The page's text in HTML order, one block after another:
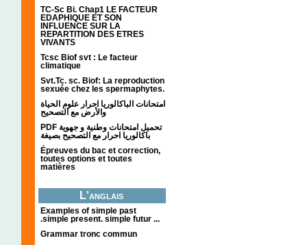
TC-Sc Bi. Chap1 LE FACTEUR
EDAPHIQUE ET SON
INFLUENCE SUR LA
REPARTITION DES ETRES
VIVANTS
Tcsc Biof svt : Le facteur
climatique
Svt.Tc. sc. Biof: La reproduction
sexuée chez les spermaphytes.
امتحانات الباكالوريا احرار علوم الحياة
والأرض مع التصحيح
PDF تحميل امتحانات وطنية و جهوية
باكالوريا احرار مع التصحيح بصيغة
Épreuves du bac et correction,
toutes options et toutes
matières
L'anglais
Examples of simple past
.simple present. simple futur ...
Grammar tronc commun